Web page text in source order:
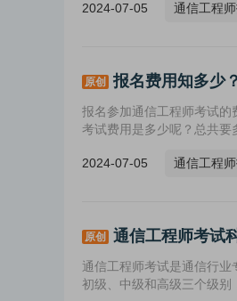
2024-07-05 通信工程
原创 报名费用知多少
报名参加通信工程师考试
考试费用是多少呢？总共要
2024-07-05 通信工程
原创 通信工程师考试
通信工程师考试是通信行
初级、中级和高级三个级别